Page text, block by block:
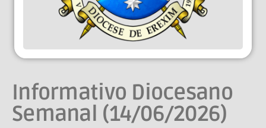
Informativo Diocesano
Semanal (14/06/2026)